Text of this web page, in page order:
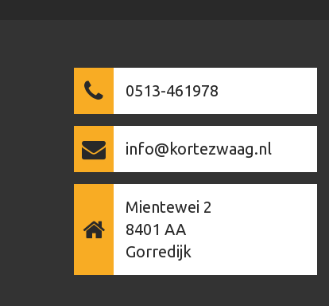
0513-461978
info@kortezwaag.nl
Mientewei 2
8401 AA
Gorredijk